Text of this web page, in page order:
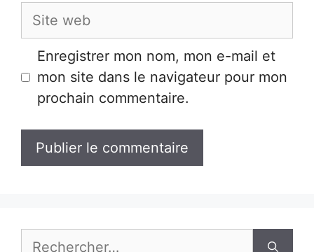
Site
Enregistrer mon nom, mon e-mail et
mon site dans le navigateur pour mon
prochain commentaire.